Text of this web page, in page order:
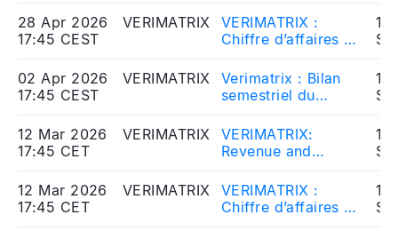
28 Apr 2026
17:45 CEST
VERIMATRIX
VERIMATRIX :
Chiffre d’affaires du
10,7 M$
02 Apr 2026
17:45 CEST
VERIMATRIX
Verimatrix : Bilan
semestriel du
12 Mar 2026
17:45 CET
VERIMATRIX
VERIMATRIX:
Revenue and
2025
12 Mar 2026
17:45 CET
VERIMATRIX
VERIMATRIX :
Chiffre d’affaires et